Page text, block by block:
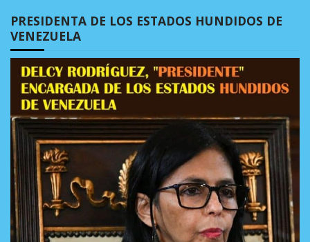
PRESIDENTA DE LOS ESTADOS HUNDIDOS DE
VENEZUELA